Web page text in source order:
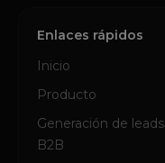
Enlaces rápidos
Inicio
Producto
Generación de leads
B2B